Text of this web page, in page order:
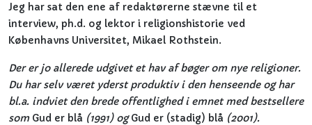
Jeg har sat den ene af redaktørerne stævne til et
interview, ph.d. og lektor i religionshistorie ved
Københavns Universitet, Mikael Rothstein.
Der er jo allerede udgivet et hav af bøger om nye religioner.
Du har selv været yderst produktiv i den henseende og har
bl.a. indviet den brede offentlighed i emnet med bestsellere
som Gud er blå (1991) ogGud er (stadig) blå (2001).